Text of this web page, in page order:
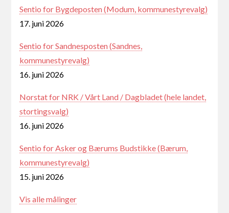
Sentio for Bygdeposten (Modum, kommunestyrevalg)
17. juni 2026
Sentio for Sandnesposten (Sandnes,
kommunestyrevalg)
16. juni 2026
Norstat for NRK / Vårt Land / Dagbladet (hele landet,
stortingsvalg)
16. juni 2026
Sentio for Asker og Bærums Budstikke (Bærum,
kommunestyrevalg)
15. juni 2026
Vis alle målinger